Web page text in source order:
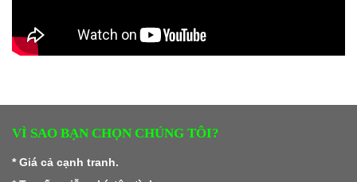
VÌ SAO BẠN CHỌN CHÚNG TÔI?
* Giá cả cạnh tranh.